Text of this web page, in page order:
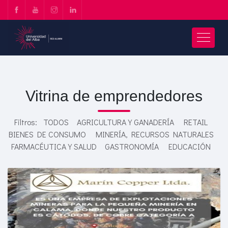
Vitrina de emprendedores
Filtros: TODOS AGRICULTURA Y GANADERÍA
RETAIL
BIENES DE CONSUMO
MINERÍA, RECURSOS NATURALES
FARMACÉUTICA Y SALUD
GASTRONOMÍA EDUCACIÓN